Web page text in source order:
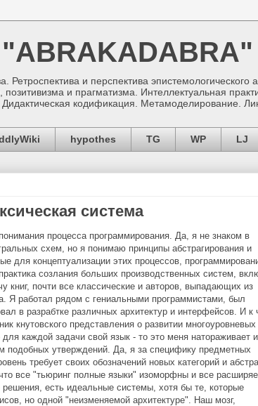
Ретроспектива и перспектива
позитивизма и прагматизма. Интеллектуальная
кодификация. Метамоделирование.
hypothes TG WP LJ
система
процесса программирования. Да, я не знаком в
схем, но я понимаю принципы абстрагирования и
для концептуализации этих процессов,
созлания больших производственных систем,
книг, почти все классические и авторов, выпадающих из
Я работал рядом с гениальными программистами, был
в разрабтке различных архитектур и интерфейсов. И к
кнутовского представления о развитии многоуровневых
каждой задачи свой язык - то это меня натораживает и
подобных утверждений. Да, я за специфику предметных
требует своих обозначений новых категорий и
все "тьюринг полные языки" изоморфны и все
решения, есть идеальные системы, хотя бы те, которые
но одной "неизменяемой архитектуре". Наш мозг,